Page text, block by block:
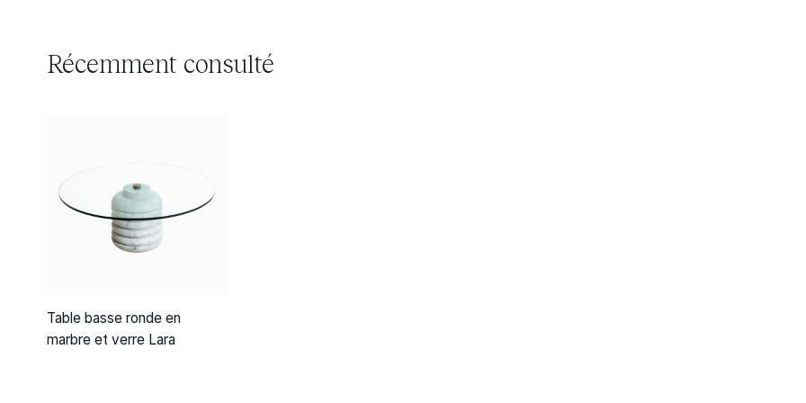
Récemment consulté
Table basse ronde en
marbre et verre Lara